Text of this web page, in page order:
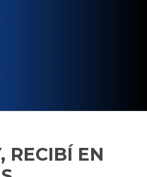
RECIBÍ EN